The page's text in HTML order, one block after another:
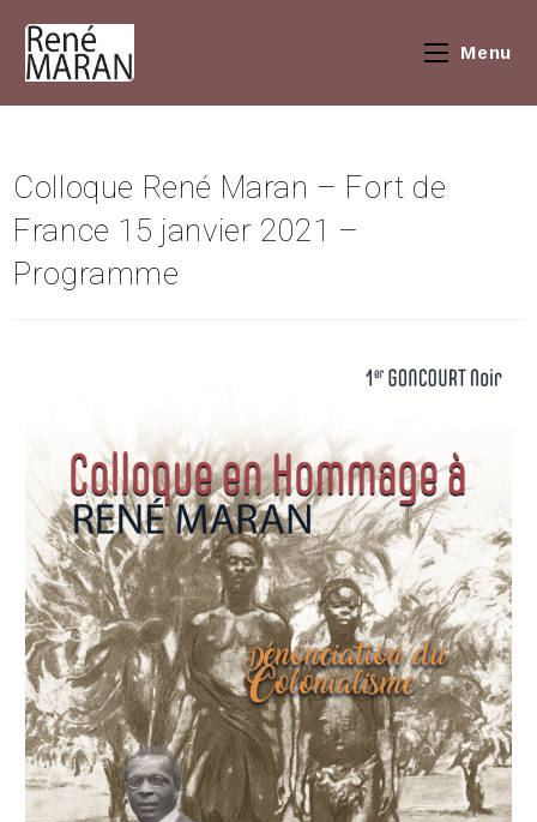
Menu
Colloque René Maran – Fort de
France 15 janvier 2021 –
Programme